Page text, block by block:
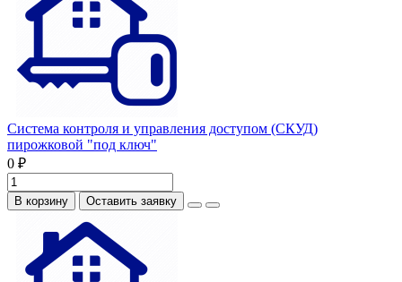
Система контроля и управления доступом (СКУД)
пирожковой "под ключ"
0 ₽
В корзину Оставить заявку